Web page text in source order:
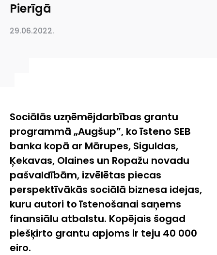
Pierīgā
29.06.2022.
Sociālās uzņēmējdarbības grantu
programmā „Augšup”, ko īsteno SEB
banka kopā ar Mārupes, Siguldas,
Ķekavas, Olaines un Ropažu novadu
pašvaldībām, izvēlētas piecas
perspektīvākās sociālā biznesa idejas,
kuru autori to īstenošanai saņems
finansiālu atbalstu. Kopējais šogad
piešķirto grantu apjoms ir teju 40 000
eiro.